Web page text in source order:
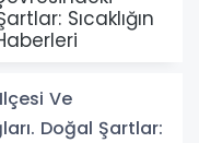
Sıcaklığın
Ve
Doğal Şartlar: